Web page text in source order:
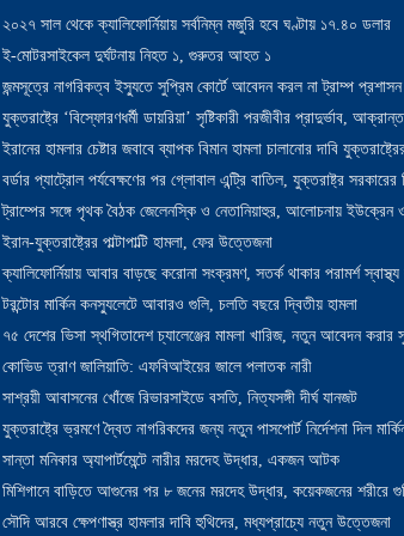
২০২৭ সাল থেকে ক্যালিফোর্নিয়ায় সর্বনিম্ন মজুরি হবে ঘণ্টায় ১৭.৪০ ডলার
ই-মোটরসাইকেল দুর্ঘটনায় নিহত ১, গুরুতর আহত ১
জন্মসূত্রে নাগরিকত্ব ইস্যুতে সুপ্রিম কোর্টে আবেদন করল না ট্রাম্প প্রশাসন
যুক্তরাষ্ট্রে ‘বিস্ফোরণধর্মী ডায়রিয়া’ সৃষ্টিকারী পরজীবীর প্রাদুর্ভাব,
ইরানের হামলার চেষ্টার জবাবে ব্যাপক বিমান হামলা চালানোর দাবি
বর্ডার প্যাট্রোল পর্যবেক্ষণের পর গ্লোবাল এন্ট্রি বাতিল, যুক্তরাষ্ট্র সরকারের
ট্রাম্পের সঙ্গে পৃথক বৈঠক জেলেনস্কি ও নেতানিয়াহুর, আলোচনায় ইউক্রেন
ইরান-যুক্তরাষ্ট্রের পাল্টাপাল্টি হামলা, ফের উত্তেজনা
ক্যালিফোর্নিয়ায় আবার বাড়ছে করোনা সংক্রমণ, সতর্ক থাকার পরামর্শ স্বাস্থ্য
টরন্টোর মার্কিন কনস্যুলেটে আবারও গুলি, চলতি বছরে দ্বিতীয় হামলা
৭৫ দেশের ভিসা স্থগিতাদেশ চ্যালেঞ্জের মামলা খারিজ, নতুন আবেদন করার
কোভিড ত্রাণ জালিয়াতি: এফবিআইয়ের জালে পলাতক নারী
সাশ্রয়ী আবাসনের খোঁজে রিভারসাইডে বসতি, নিত্যসঙ্গী দীর্ঘ যানজট
যুক্তরাষ্ট্রে ভ্রমণে দ্বৈত নাগরিকদের জন্য নতুন পাসপোর্ট নির্দেশনা দিল
সান্তা মনিকার অ্যাপার্টমেন্টে নারীর মরদেহ উদ্ধার, একজন আটক
মিশিগানে বাড়িতে আগুনের পর ৮ জনের মরদেহ উদ্ধার, কয়েকজনের শরীরে
সৌদি আরবে ক্ষেপণাস্ত্র হামলার দাবি হুথিদের, মধ্যপ্রাচ্যে নতুন উত্তেজনা